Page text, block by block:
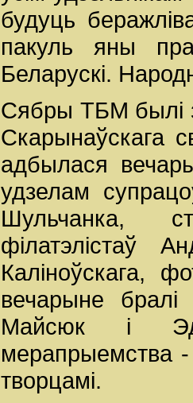
будуць
пакуль яны
Беларускі.
Сябры ТБМ былі
Скарынаўскага
адбылася
удзелам
Шульчанка,
філатэлістаў
Каліноўскага,
вечарыне бралі
Майсюк і
мерапрыемства -
творцамі.